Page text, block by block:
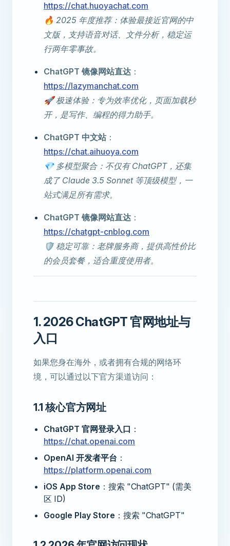
https://chat.huoyachat.com
🔥 2025 年度推荐：体验最接近官网的中
文版，支持语音对话、文件分析，稳定运
行两年零事故。
ChatGPT 镜像网站直达 ：
https://lazymanchat.com
🚀 极速体验：专为效率优化，页面加载秒
开，是写作、编程的得力助手。
ChatGPT 中文站：
https://chat.aihuoya.com
💎 多模型聚合：不仅有 ChatGPT，还集
成了 Claude 3.5 Sonnet 等顶级模型，一
站式满足所有需求。
ChatGPT 镜像网站直达 ：
https://chatgpt-cnblog.com
🛡️ 稳定可靠：老牌服务商，提供高性价比
的会员套餐，适合重度使用者。
1. 2026 ChatGPT 官网地址与
入口
如果您身在海外，或者拥有合规的网络环
境，可以通过以下官方渠道访问：
1.1 核心官方网址
ChatGPT 官网登录入口 ：
https://chat.openai.com
OpenAI 开发者平台 ：
https://platform.openai.com
iOS App Store ：搜索 "ChatGPT" (需美
区 ID)
Google Play Store ：搜索 "ChatGPT"